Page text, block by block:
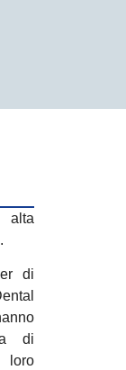
alta
di
di
loro